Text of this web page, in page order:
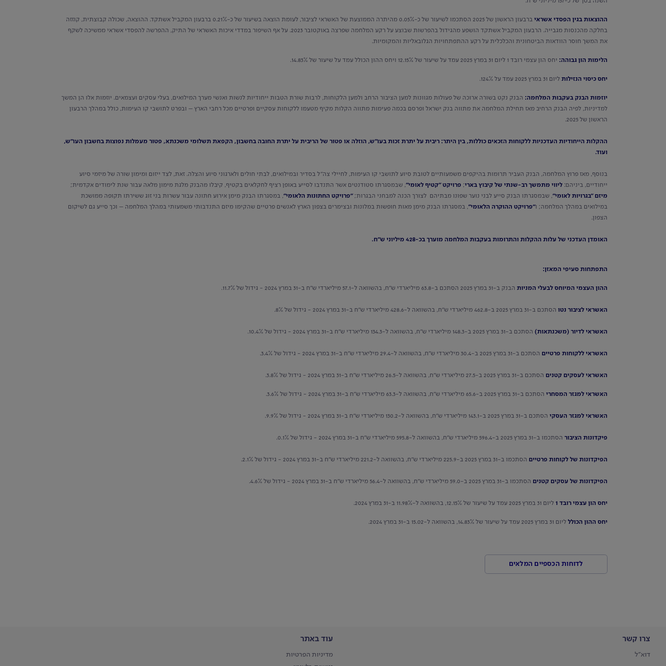
ההוצאות בגין הפסדי אשראי
ברבעון הראשון של 2025 הסתכמו לשיעור של כ-0.05% מהיתרה הממוצעת של האשראי לציבור, לעומת הוצאה בשיעור של כ-0.21% ברבעון המקביל אשתקד. ההוצאה, שכולה קבוצתית, קוזזה
בחלקה מהכנסות מגבייה. הרבעון המקביל אשתקד הושפע מהגידול בהפרשות שבוצע על רקע המלחמה שפרצה באוקטובר 2023. על אף השיפור במדדי איכות האשראי של התיק, ההפרשה להפסדי אשראי ממשיכה לשקף
את המשך חוסר הוודאות הביטחונית והכלכלית על רקע ההתפתחויות הגלובאליות והמקומיות.
הלימות הון גבוהה: יחס הון עצמי רובד 1 ליום 31 במרץ 2025 עמד על שיעור של 12.15% ויחס ההון הכולל עמד על שיעור של 14.83%.
יחס כיסוי הנזילות ליום 31 במרץ 2025 עמד על 124%.
יוזמות הבנק בעקבות המלחמה: הבנק נקט בשורה ארוכה של פעולות מגוונות למען הציבור הרחב ולמען הלקוחות, לרבות שורת הטבות ייחודיות לנשות ואנשי מערך המילואים, בעלי עסקים ועצמאים. יוזמות אלו הן המשך
למדיניות, לפיה הבנק הרחיב מאז תחילת המלחמה את מתווה בנק ישראל ופרסם בכמה פעימות מתווה הקלות מקיף מטעמו ללקוחות עסקיים ופרטיים מכל רחבי הארץ – ובפרט לתושבי קו העימות, כולל במהלך הרבעון
הראשון של 2025.
ההקלות הייחודיות העדכניות ללקוחות הזכאים כוללות, בין היתר: ריבית על יתרת זכות בעו"ש, הוזלה או פטור של הריבית על יתרת החובה בחשבון, הקפאת תשלומי משכנתא, פטור מעמלות נפוצות בחשבון העו"ש,
ועוד.
בנוסף, מאז פרוץ המלחמה, הבנק העביר תרומות בהיקפים משמעותיים לטובת סיוע לתושבי קו העימות, לחיילי צה"ל בסדיר ובמילואים, לבתי חולים ולארגוני סיוע והצלה. זאת, לצד ייזום ומימון שורה של מיזמי סיוע
ייחודיים, ביניהם:ליווי מתמשך רב-שנתי של קיבוץ בארי; פרויקט "קטיף לאומי", שבמסגרתו סטודנטים אשר התנדבו לסייע באופן רציף לחקלאים בקטיף, קיבלו מהבנק מלגת מימון מלאה עבור שנת לימודים אקדמית;
מיזם "בגרויות לאומי", שבמסגרתו הבנק סייע לבני נוער שפונו מבתיהם לצורך הכנה למבחני הבגרות;"פרויקט החתונות הלאומי", במסגרתו הבנק מימן אירוע חתונה עבור עשרות בני זוג ששירתו תקופה ממושכת
במילואים במהלך המלחמה; ו"פרויקט ההוקרה הלאומי", במסגרתו הבנק מימן מאות חופשות במלונות ובצימרים בצפון הארץ לאנשים פרטיים שהקימו מיזם התנדבותי משמעותי במהלך המלחמה – וכך סייע גם לשיקום
הצפון.
האומדן העדכני של עלות ההקלות והתרומות בעקבות המלחמה מוערך בכ-428 מיליוני ש"ח.
התפתחות סעיפי המאזן:
ההון העצמי המיוחס לבעלי המניות הבנק ב-31 במרץ 2025 הסתכם ב-63.8 מיליארדי ש"ח, בהשוואה ל-57.1 מיליארדי ש"ח ב-31 במרץ 2024 - גידול של 11.7%.
האשראי לציבור נטו הסתכם ב-31 במרץ 2025 ב-462.8 מיליארדי ש"ח, בהשוואה ל-428.6 מיליארדי ש"ח ב-31 במרץ 2024 - גידול של 8%.
האשראי לדיור (משכנתאות) הסתכם ב-31 במרץ 2025 ב-148.3 מיליארדי ש"ח, בהשוואה ל-134.3 מיליארדי ש"ח ב-31 במרץ 2024 - גידול של 10.4%.
האשראי ללקוחות פרטיים הסתכם ב-31 במרץ 2025 ב-30.4 מיליארדי ש"ח, בהשוואה ל-29.4 מיליארדי ש"ח ב-31 במרץ 2024 - גידול של 3.4%.
האשראי לעסקים קטנים הסתכם ב-31 במרץ 2025 ב-27.5 מיליארדי ש"ח, בהשוואה ל-26.5 מיליארדי ש"ח ב-31 במרץ 2024 - גידול של 3.8%.
האשראי למגזר המסחרי הסתכם ב-31 במרץ 2025 ב-65.6 מיליארדי ש"ח, בהשוואה ל-63.3 מיליארדי ש"ח ב-31 במרץ 2024 - גידול של 3.6%.
האשראי למגזר העסקי הסתכם ב-31 במרץ 2025 ב-143.1 מיליארדי ש"ח, בהשוואה ל-130.2 מיליארדי ש"ח ב-31 במרץ 2024 - גידול של 9.9%.
פיקדונות הציבור הסתכמו ב-31 במרץ 2025 ב-596.4 מיליארדי ש"ח, בהשוואה ל-595.8 מיליארדי ש"ח ב-31 במרץ 2024 - גידול של 0.1%.
הפיקדונות של לקוחות פרטיים הסתכמו ב-31 במרץ 2025 ב-225.9 מיליארדי ש"ח, בהשוואה ל-221.2 מיליארדי ש"ח ב-31 במרץ 2024 - גידול של 2.1%.
הפיקדונות של עסקים קטנים הסתכמו ב-31 במרץ 2025 ב-59.0 מיליארדי ש"ח, בהשוואה ל-56.4 מיליארדי ש"ח ב-31 במרץ 2024 - גידול של 4.6%.
יחס הון עצמי רובד 1 ליום 31 במרץ 2025 עמד על שיעור של 12.15%, בהשוואה ל-11.98% ב-31 במרץ 2024.
יחס ההון הכולל ליום 31 במרץ 2025 עמד על שיעור של 14.83%, בהשוואה ל-15.02 ב-31 במרץ 2024.
לדוחות הכספיים המלאים
צרו קשר
דוא"ל
עוד באתר
מדיניות הפרטיות